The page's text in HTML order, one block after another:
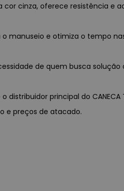
cinza, oferece resistência e
manuseio e otimiza o tempo
de quem busca
distribuidor principal do CANECA
e preços de atacado.